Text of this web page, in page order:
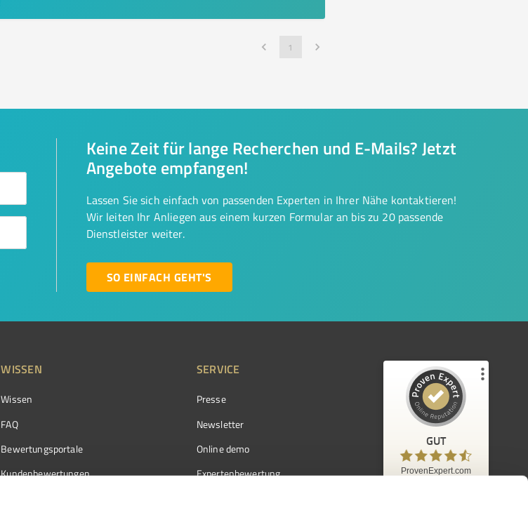
1
Keine Zeit für lange Recherchen und E-Mails? Jetzt
Angebote empfangen!
Lassen Sie sich einfach von passenden Experten in Ihrer Nähe kontaktieren!
Wir leiten Ihr Anliegen aus einem kurzen Formular an bis zu 20 passende
Dienstleister weiter.
SO EINFACH GEHT'S
WISSEN
Wissen
FAQ
Bewertungsportale
Kundenbewertungen
SERVICE
Presse
Newsletter
Online demo
Expertenbewertung
GUT
ProvenExpert.com
Kundenbewertungen und Erfahrungen zu
ProvenExpert.com
97
%
Empfehlungen auf
ProvenExpert.com
4,42
/
5,00